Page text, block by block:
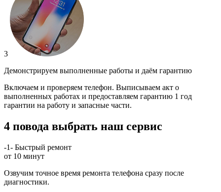
3
Демонстрируем выполненные работы и даём гарантию
Включаем и проверяем телефон. Выписываем акт о
выполненных работах и предоставляем гарантию 1 год
гарантии на работу и запасные части.
4 повода выбрать наш сервис
-1- Быстрый ремонт
от 10 минут
Озвучим точное время ремонта телефона сразу после
диагностики.